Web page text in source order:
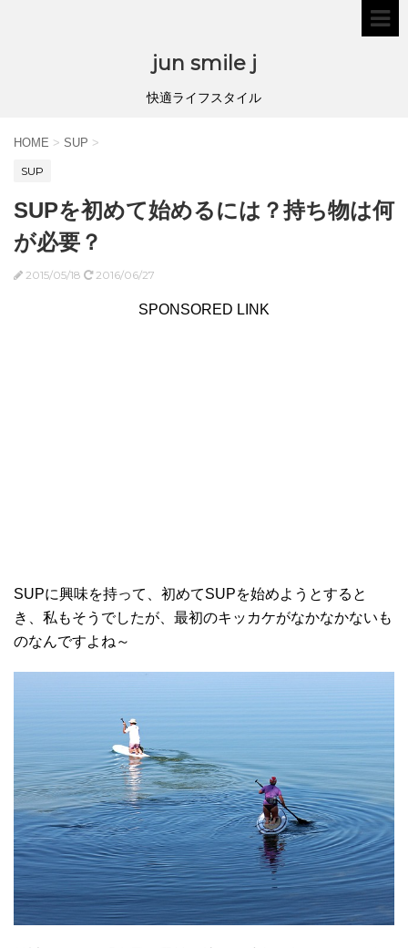
jun smile j
快適ライフスタイル
HOME > SUP >
SUP
SUPを初めて始めるには？持ち物は何
が必要？
2015/05/18 2016/06/27
SPONSORED LINK
SUPに興味を持って、初めてSUPを始めようとすると
き、私もそうでしたが、最初のキッカケがなかなかないも
のなんですよね～